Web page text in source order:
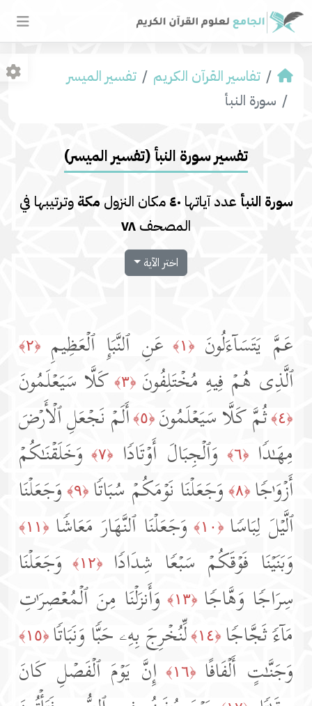
تفاسير القرآن الكريم
تفسير المیسر
سورة النبأ
تفسير سورة النبأ (تفسير المیسر)
سورة النبأ عدد آياتها ٤٠ مكان النزول مكة وترتيبها في
المصحف ٧٨
اختر الآية
عَمَّ یَتَسَاۤءَلُونَ ﴿١﴾ عَنِ ٱلنَّبَإِ ٱلۡعَظِیمِ ﴿٢﴾
ٱلَّذِی هُمۡ فِیهِ مُخۡتَلِفُونَ ﴿٣﴾ كَلَّا سَیَعۡلَمُونَ
﴿٤﴾ ثُمَّ كَلَّا سَیَعۡلَمُونَ ﴿٥﴾
أَلَمۡ نَجۡعَلِ ٱلۡأَرۡضَ
مِهَـٰدࣰا ﴿٦﴾ وَٱلۡجِبَالَ أَوۡتَادࣰا ﴿٧﴾
وَخَلَقۡنَـٰكُمۡ
أَزۡوَ ٰ⁠جࣰا ﴿٨﴾ وَجَعَلۡنَا نَوۡمَكُمۡ سُبَاتࣰا ﴿٩﴾
وَجَعَلۡنَا
ٱلَّیۡلَ لِبَاسࣰا ﴿١٠﴾ وَجَعَلۡنَا ٱلنَّهَارَ مَعَاشࣰا ﴿١١﴾
وَبَنَیۡنَا فَوۡقَكُمۡ سَبۡعࣰا شِدَادࣰا ﴿١٢﴾
وَجَعَلۡنَا
سِرَاجࣰا وَهَّاجࣰا ﴿١٣﴾
وَأَنزَلۡنَا مِنَ ٱلۡمُعۡصِرَ ٰ⁠تِ
مَاۤءࣰ ثَجَّاجࣰا ﴿١٤﴾ لِّنُخۡرِجَ بِهِۦ حَبࣰّا وَنَبَاتࣰا ﴿١٥﴾
وَجَنَّـٰتٍ أَلۡفَافًا ﴿١٦﴾
إِنَّ یَوۡمَ ٱلۡفَصۡلِ كَانَ